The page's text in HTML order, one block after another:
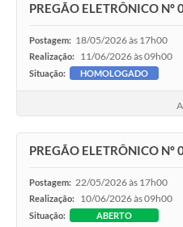
PREGÃO ELETRÔNICO
Postagem: 18/05/2026 às 17h00
Realização: 11/06/2026 às 09h00
Situação: HOMOLOGADO
PREGÃO ELETRÔNICO
Postagem: 22/05/2026 às 17h00
Realização: 10/06/2026 às 09h00
Situação: ABERTO